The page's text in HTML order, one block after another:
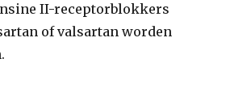
II-receptorblokkers
of valsartan worden